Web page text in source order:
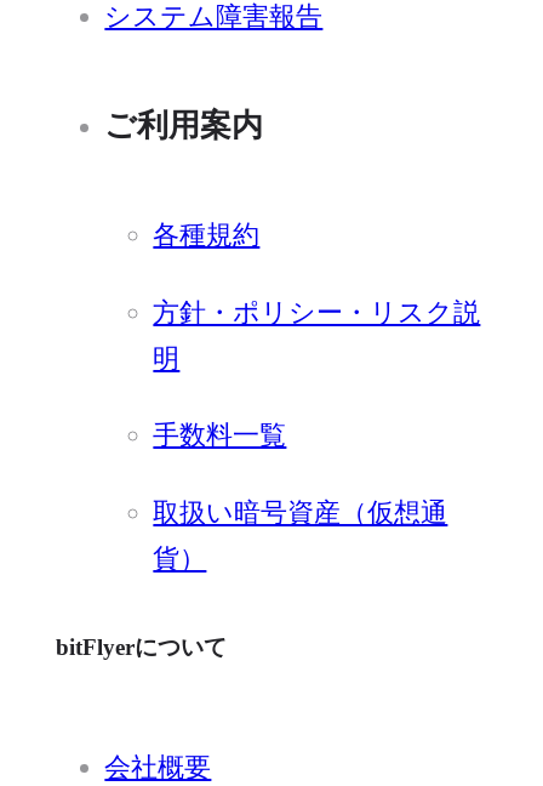
システム障害報告
ご利用案内
各種規約
方針・ポリシー・リスク説
明
手数料一覧
取扱い暗号資産（仮想通
貨）
bitFlyerについて
会社概要